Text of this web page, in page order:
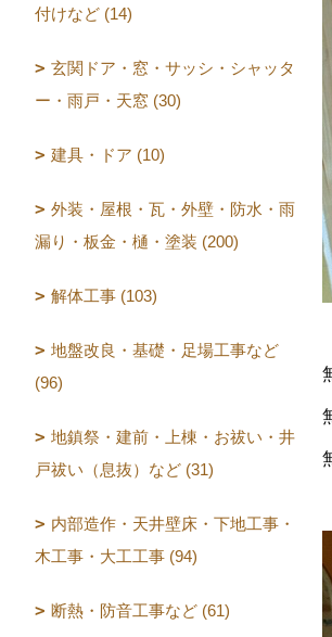
付けなど (14)
玄関ドア・窓・サッシ・シャッタ
ー・雨戸・天窓 (30)
建具・ドア (10)
外装・屋根・瓦・外壁・防水・雨
漏り・板金・樋・塗装 (200)
解体工事 (103)
地盤改良・基礎・足場工事など
(96)
地鎮祭・建前・上棟・お祓い・井
戸祓い（息抜）など (31)
内部造作・天井壁床・下地工事・
木工事・大工工事 (94)
断熱・防音工事など (61)